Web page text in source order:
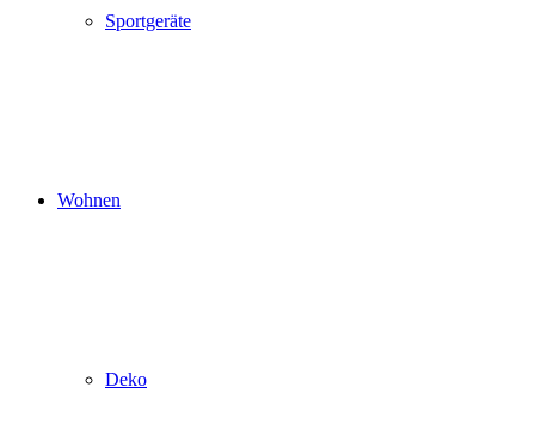
Sportgeräte
Wohnen
Deko